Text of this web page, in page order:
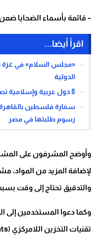
– قائمة بأسماء الضحايا ضمن
اقرأ أيضا...
«مجلس السلام» في غزة
الدولية
8 دول عربية وإسلامية تصدر بيانا مشتركا بشأن غزة
سفارة فلسطين بالقاهرة
رسوم طلبتها في مصر
وأوضح المشرفون على
لإضافة المزيد من المواد،
والتدقيق تحتاج إلى وقت
وكما دعوا المستخدمين